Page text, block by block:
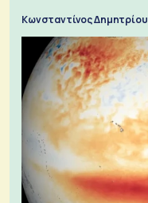
Κωνσταντίνος Δημητρίου